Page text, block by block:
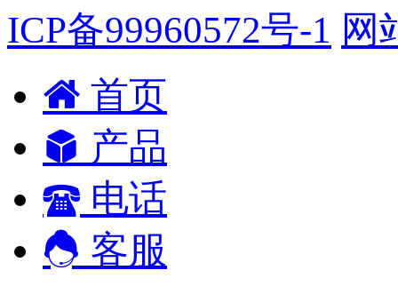
ICP备99960572号-1 网
首页
产品
电话
客服